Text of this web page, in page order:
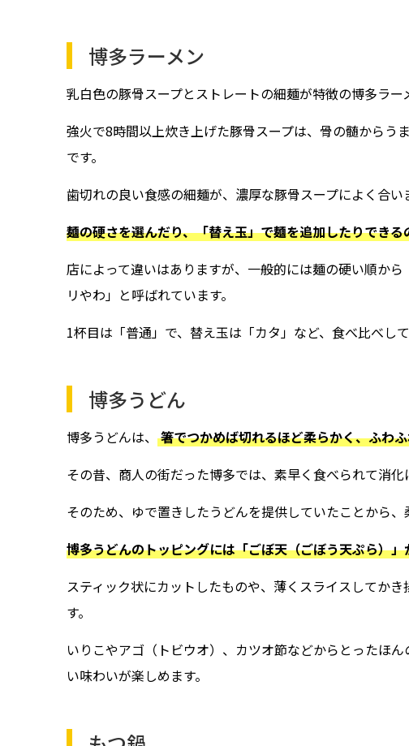
博多ラーメン
乳白色の豚骨スープとストレートの細麺が特徴の博多ラー
強火で8時間以上炊き上げた豚骨スープは、骨の髄からう
です。
歯切れの良い食感の細麺が、濃厚な豚骨スープによく合い
麺の硬さを選んだり、「替え玉」で麺を追加したりでき
店によって違いはありますが、一般的には麺の硬い順か
リやわ」と呼ばれています。
1杯目は「普通」で、替え玉は「カタ」など、食べ比べし
博多うどん
博多うどんは、 箸でつかめば切れるほど柔らかく、ふわ
その昔、商人の街だった博多では、素早く食べられて消化
そのため、ゆで置きしたうどんを提供していたことから、
博多うどんのトッピングには「ごぼ天（ごぼう天ぷら）
スティック状にカットしたものや、薄くスライスしてか
す。
いりこやアゴ（トビウオ）、カツオ節などからとったほ
い味わいが楽しめます。